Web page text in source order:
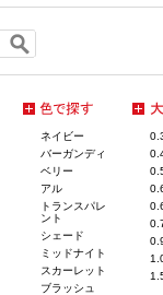
ネイビー
バーガンディ
ベリー
アル
トランスパレ
ント
シェード
ミッドナイト
スカーレット
ブラッシュ